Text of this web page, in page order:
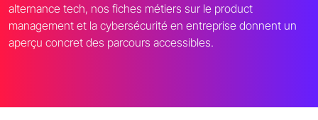
alternance tech, nos fiches métiers sur le product
management et la cybersécurité en entreprise donnent un
aperçu concret des parcours accessibles.